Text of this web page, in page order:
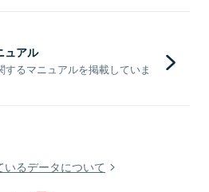
ュアル
るマニュアルを掲載していま
るデータについて